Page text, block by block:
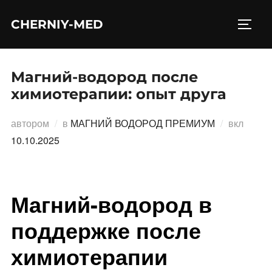
CHERNIY-MED
Магний-водород после
химиотерапии: опыт друга
автором в МАГНИЙ ВОДОРОД ПРЕМИУМ вкл
10.10.2025
Магний-водород в
поддержке после
химиотерапии